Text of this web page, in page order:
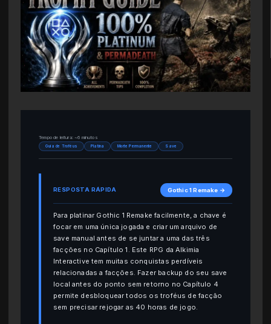
Tempo de leitura: ~6 minutos
Guia de Troféus Platina Morte Permanente Save
RESPOSTA RÁPIDA Gothic 1 Remake →
Para platinar Gothic 1 Remake facilmente, a chave é
focar em uma única jogada e criar um arquivo de
save manual antes de se juntar a uma das três
facções no Capítulo 1. Este RPG da Alkimia
Interactive tem muitas conquistas perdíveis
relacionadas a facções. Fazer backup do seu save
local antes do ponto sem retorno no Capítulo 4
permite desbloquear todos os troféus de facção
sem precisar rejogar as 40 horas de jogo.